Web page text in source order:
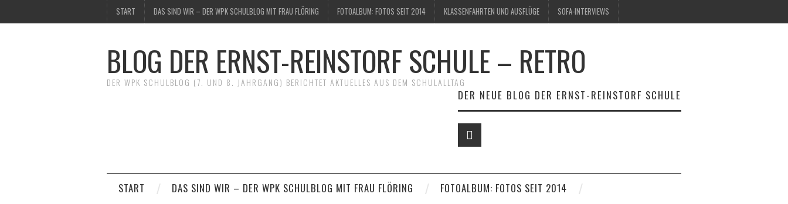
START DAS SIND WIR – DER WPK SCHULBLOG MIT FRAU FLÖRING FOTOALBUM: FOTOS SEIT 2014 KLASSENFAHRTEN UND AUSFLÜGE SOFA-INTERVIEWS
BLOG DER ERNST-REINSTORF SCHULE – RETRO
DER WPK SCHULBLOG (7. UND 8. JAHRGANG) BERICHTET AKTUELLES AUS DEM SCHULALLTAG
DER NEUE BLOG DER ERNST-REINSTORF SCHULE
START DAS SIND WIR – DER WPK SCHULBLOG MIT FRAU FLÖRING
FOTOALBUM: FOTOS SEIT 2014